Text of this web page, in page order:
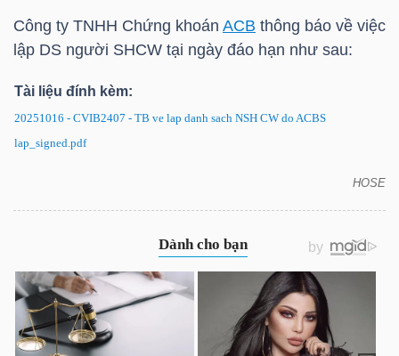
Công ty TNHH Chứng khoán ACB thông báo về việc
lập DS người SHCW tại ngày đáo hạn như sau:
Tài liệu đính kèm:
20251016 - CVIB2407 - TB ve lap danh sach NSH CW do ACBS
lap_signed.pdf
HOSE
BẤT
ĐỘNG
SẢN
HÀNG